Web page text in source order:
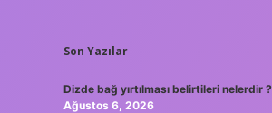
SIDEBAR
Son Yazılar
Dizde bağ yırtılması belirtileri nelerdir ?
Ağustos 6, 2026
girişilbet casino